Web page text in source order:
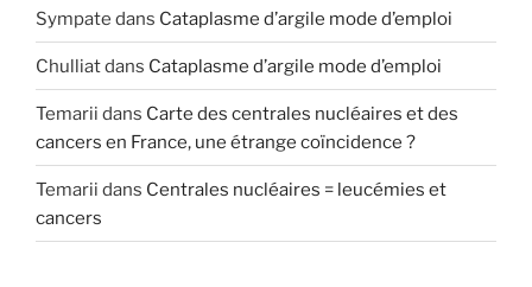
Sympate dans Cataplasme d’argile mode d’emploi
Chulliatdans Cataplasme d’argile mode d’emploi
Temarii dans Carte des centrales nucléaires et des
cancers en France, une étrange coïncidence ?
Temarii dans Centrales nucléaires = leucémies et
cancers